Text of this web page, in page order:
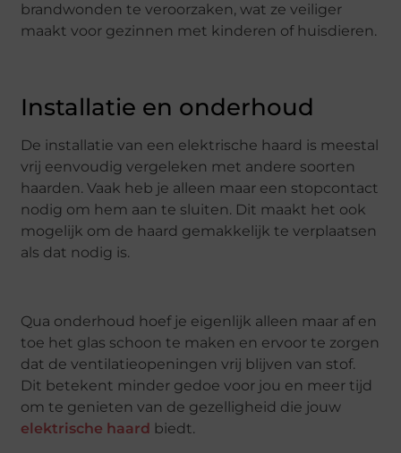
brandwonden te veroorzaken, wat ze veiliger
maakt voor gezinnen met kinderen of huisdieren.
Installatie en onderhoud
De installatie van een elektrische haard is meestal
vrij eenvoudig vergeleken met andere soorten
haarden. Vaak heb je alleen maar een stopcontact
nodig om hem aan te sluiten. Dit maakt het ook
mogelijk om de haard gemakkelijk te verplaatsen
als dat nodig is.
Qua onderhoud hoef je eigenlijk alleen maar af en
toe het glas schoon te maken en ervoor te zorgen
dat de ventilatieopeningen vrij blijven van stof.
Dit betekent minder gedoe voor jou en meer tijd
om te genieten van de gezelligheid die jouw
elektrische haard biedt.